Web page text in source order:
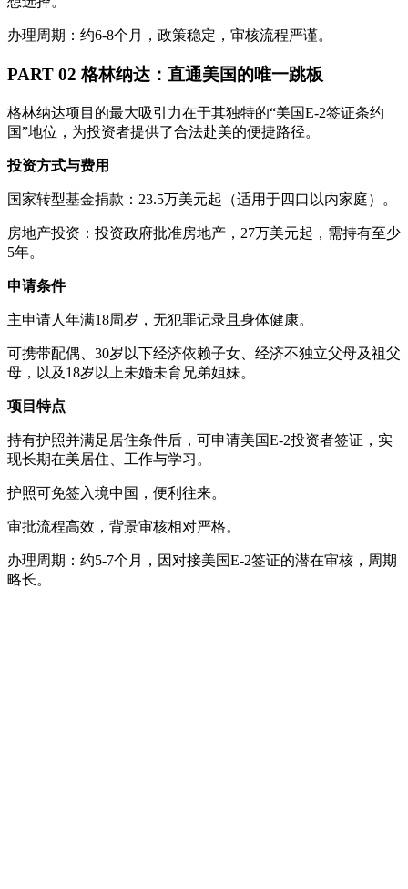
办理周期：约6-8个月，政策稳定，审核流程严谨。
PART 02 格林纳达：直通美国的唯一跳板
格林纳达项目的最大吸引力在于其独特的“美国E-2签证条约
国”地位，为投资者提供了合法赴美的便捷路径。
投资方式与费用
国家转型基金捐款：23.5万美元起（适用于四口以内家庭）。
房地产投资：投资政府批准房地产，27万美元起，需持有至少
5年。
申请条件
主申请人年满18周岁，无犯罪记录且身体健康。
可携带配偶、30岁以下经济依赖子女、经济不独立父母及祖父
母，以及18岁以上未婚未育兄弟姐妹。
项目特点
持有护照并满足居住条件后，可申请美国E-2投资者签证，实
现长期在美居住、工作与学习。
护照可免签入境中国，便利往来。
审批流程高效，背景审核相对严格。
办理周期：约5-7个月，因对接美国E-2签证的潜在审核，周期
略长。